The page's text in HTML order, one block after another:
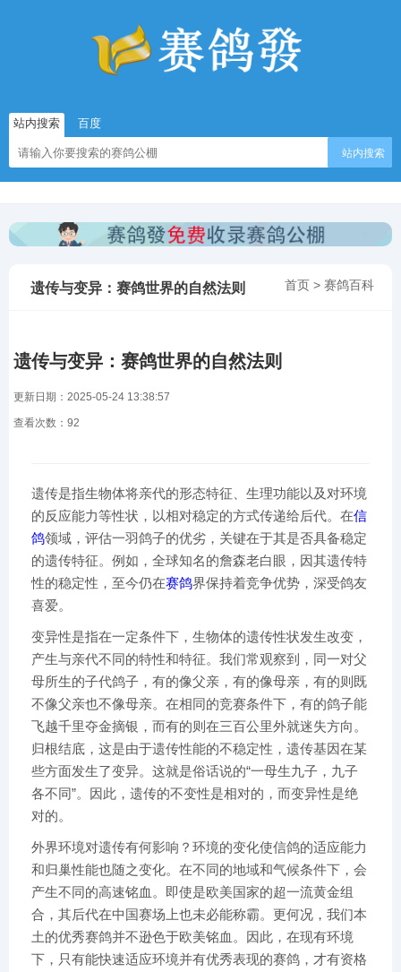
站内搜索 百度
站内搜索
首页 > 赛鸽百科
遗传与变异：赛鸽世界的自然法则
遗传与变异：赛鸽世界的自然法则
更新日期：2025-05-24 13:38:57
查看次数： 92
遗传是指生物体将亲代的形态特征、生理功能以及对环境
的反应能力等性状，以相对稳定的方式传递给后代。在信
鸽领域，评估一羽鸽子的优劣，关键在于其是否具备稳定
的遗传特征。例如，全球知名的詹森老白眼，因其遗传特
性的稳定性，至今仍在赛鸽界保持着竞争优势，深受鸽友
喜爱。
变异性是指在一定条件下，生物体的遗传性状发生改变，
产生与亲代不同的特性和特征。我们常观察到，同一对父
母所生的子代鸽子，有的像父亲，有的像母亲，有的则既
不像父亲也不像母亲。在相同的竞赛条件下，有的鸽子能
飞越千里夺金摘银，而有的则在三百公里外就迷失方向。
归根结底，这是由于遗传性能的不稳定性，遗传基因在某
些方面发生了变异。这就是俗话说的“一母生九子，九子
各不同”。因此，遗传的不变性是相对的，而变异性是绝
对的。
外界环境对遗传有何影响？环境的变化使信鸽的适应能力
和归巢性能也随之变化。在不同的地域和气候条件下，会
产生不同的高速铭血。即使是欧美国家的超一流黄金组
合，其后代在中国赛场上也未必能称霸。更何况，我们本
土的优秀赛鸽并不逊色于欧美铭血。因此，在现有环境
下，只有能快速适应环境并有优秀表现的赛鸽，才有资格